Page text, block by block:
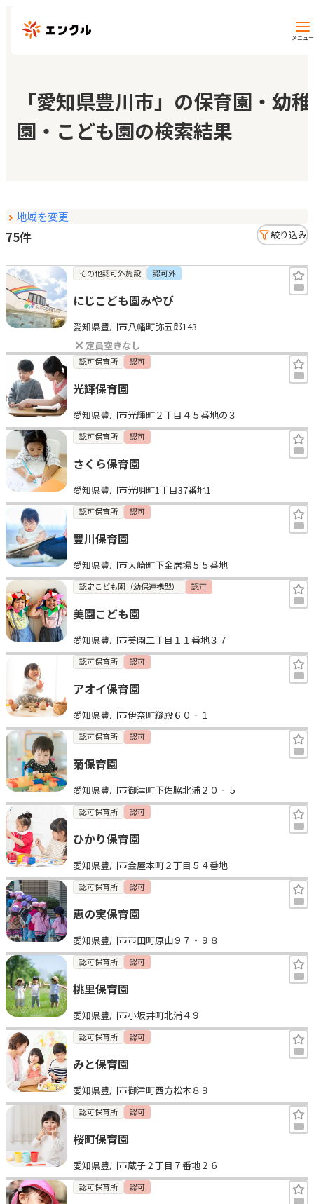
メニュー
保育園・幼稚園を探す
地図から探す
マイページ
お気に入り
見学日記
メッセージ
おすすめの園
エンクルの特徴と活用方法
コラム
お知らせ
「愛知県豊川市」の保育園・幼稚
園・こども園の検索結果
地域を変更
75件 絞り込み
その他認可外施設 認可外
にじこども園みやび
愛知県豊川市八幡町弥五郎143
定員空きなし
認可保育所 認可
光輝保育園
愛知県豊川市光輝町２丁目４５番地の３
認可保育所 認可
さくら保育園
愛知県豊川市光明町1丁目37番地1
認可保育所 認可
豊川保育園
愛知県豊川市大崎町下金居場５５番地
認定こども園（幼保連携型） 認可
美園こども園
愛知県豊川市美園二丁目１１番地３７
認可保育所 認可
アオイ保育園
愛知県豊川市伊奈町縫殿６０‐１
認可保育所 認可
菊保育園
愛知県豊川市御津町下佐脇北浦２０‐５
認可保育所 認可
ひかり保育園
愛知県豊川市金屋本町２丁目５４番地
認可保育所 認可
恵の実保育園
愛知県豊川市市田町原山９７・９８
認可保育所 認可
桃里保育園
愛知県豊川市小坂井町北浦４９
認可保育所 認可
みと保育園
愛知県豊川市御津町西方松本８９
認可保育所 認可
桜町保育園
愛知県豊川市蔵子２丁目７番地２６
認可保育所 認可